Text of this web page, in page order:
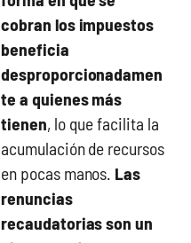
cobran los impuestos
beneficia
desproporcionadamen
te a quienes más
tienen, lo que facilita la
acumulación de recursos
en pocas manos. Las
renuncias
recaudatorias son un